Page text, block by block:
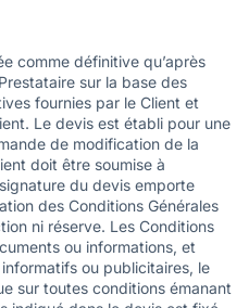
comme définitive qu’après
sur la base des
fournies par le Client et
Le devis est établi pour une
de modification de la
doit être soumise à
du devis emporte
des Conditions Générales
ni réserve. Les Conditions
ou informations, et
ou publicitaires, le
sur toutes conditions émanant